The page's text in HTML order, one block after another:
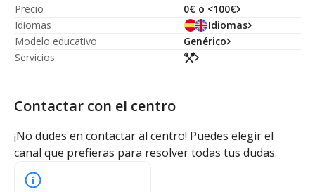
Precio
0€ o <100€
Idiomas
Idiomas
Modelo educativo
Genérico
Servicios
Contactar con el centro
¡No dudes en contactar al centro! Puedes elegir el
canal que prefieras para resolver todas tus dudas.